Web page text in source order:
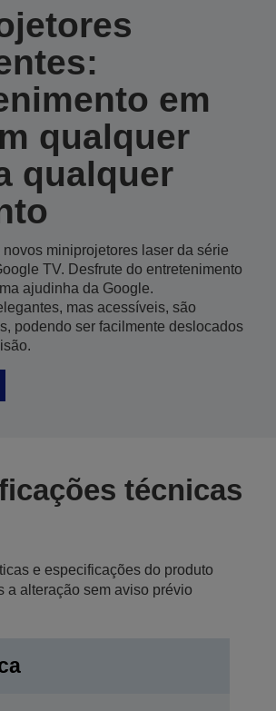
em
qualquer
qualquer
miniprojetores laser da série
TV. Desfrute do entretenimento
ajudinha da Google.
mas acessíveis, são
podendo ser facilmente deslocados
técnicas
e especificações do produto
a alteração sem aviso prévio